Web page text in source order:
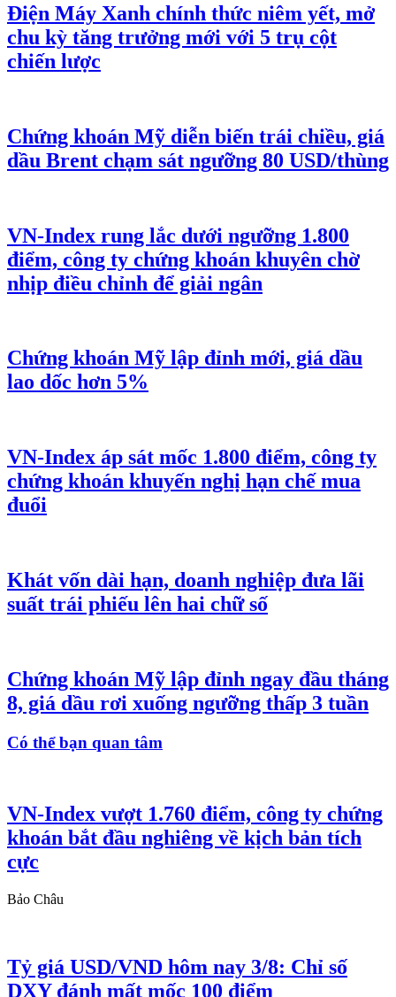
Điện Máy Xanh chính thức niêm yết, mở
chu kỳ tăng trưởng mới với 5 trụ cột
chiến lược
Chứng khoán Mỹ diễn biến trái chiều, giá
dầu Brent chạm sát ngưỡng 80 USD/thùng
VN-Index rung lắc dưới ngưỡng 1.800
điểm, công ty chứng khoán khuyên chờ
nhịp điều chỉnh để giải ngân
Chứng khoán Mỹ lập đỉnh mới, giá dầu
lao dốc hơn 5%
VN-Index áp sát mốc 1.800 điểm, công ty
chứng khoán khuyến nghị hạn chế mua
đuổi
Khát vốn dài hạn, doanh nghiệp đưa lãi
suất trái phiếu lên hai chữ số
Chứng khoán Mỹ lập đỉnh ngay đầu tháng
8, giá dầu rơi xuống ngưỡng thấp 3 tuần
Có thể bạn quan tâm
VN-Index vượt 1.760 điểm, công ty chứng
khoán bắt đầu nghiêng về kịch bản tích
cực
Bảo Châu
Tỷ giá USD/VND hôm nay 3/8: Chỉ số
DXY đánh mất mốc 100 điểm